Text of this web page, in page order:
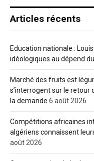
Articles récents
Education nationale :
idéologiques au dépend
Marché des fruits est
s’interrogent sur le retour
la demande 6 août 2026
Compétitions africaines
algériens connaissent
août 2026